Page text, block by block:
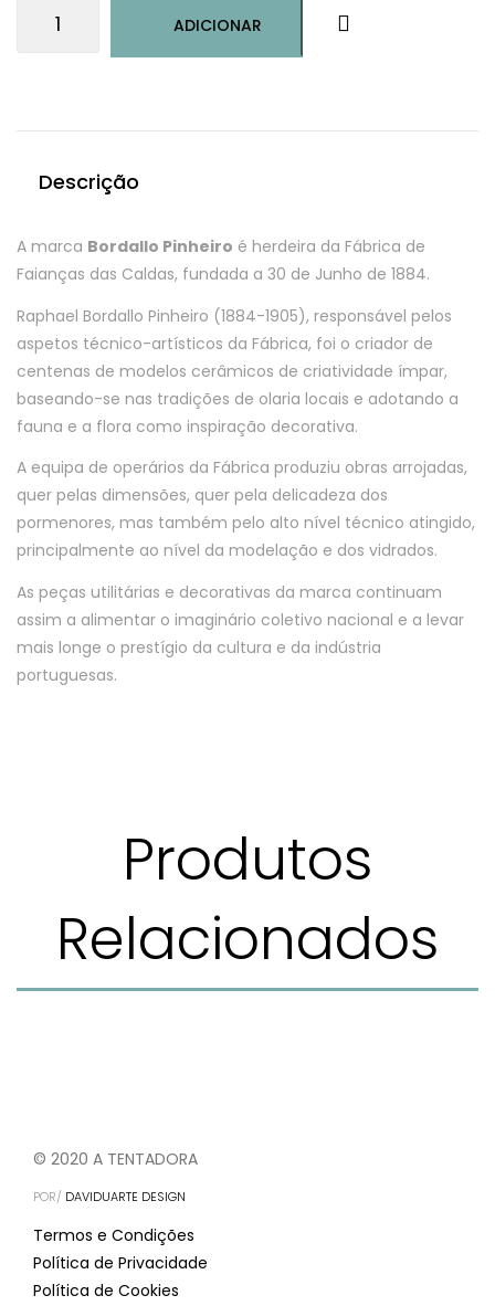
ADICIONAR
Descrição
A marca Bordallo Pinheiro é herdeira da Fábrica de
Faianças das Caldas, fundada a 30 de Junho de 1884.
Raphael Bordallo Pinheiro (1884-1905), responsável pelos
aspetos técnico-artísticos da Fábrica, foi o criador de
centenas de modelos cerâmicos de criatividade ímpar,
baseando-se nas tradições de olaria locais e adotando a
fauna e a flora como inspiração decorativa.
A equipa de operários da Fábrica produziu obras arrojadas,
quer pelas dimensões, quer pela delicadeza dos
pormenores, mas também pelo alto nível técnico atingido,
principalmente ao nível da modelação e dos vidrados.
As peças utilitárias e decorativas da marca continuam
assim a alimentar o imaginário coletivo nacional e a levar
mais longe o prestígio da cultura e da indústria
portuguesas.
Produtos
Relacionados
© 2020 A TENTADORA
POR/ DAVIDUARTE DESIGN
Termos e Condições
Política de Privacidade
Política de Cookies